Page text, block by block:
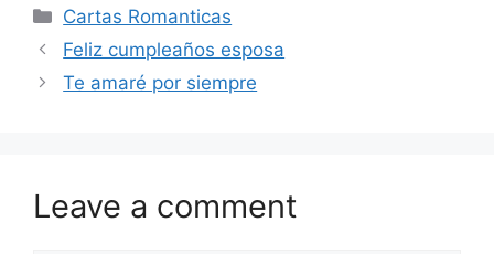
Categories
Cartas Romanticas
Feliz cumpleaños esposa
Te amaré por siempre
Leave a comment